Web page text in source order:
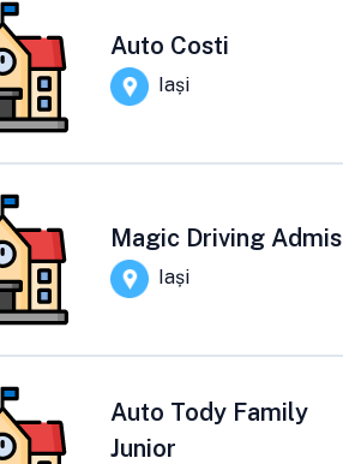
Auto Costi
Iași
Magic Driving Admis
Iași
Auto Tody Family
Junior